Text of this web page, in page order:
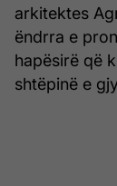
arkitektes
ëndrra e
hapësirë që
shtëpinë e